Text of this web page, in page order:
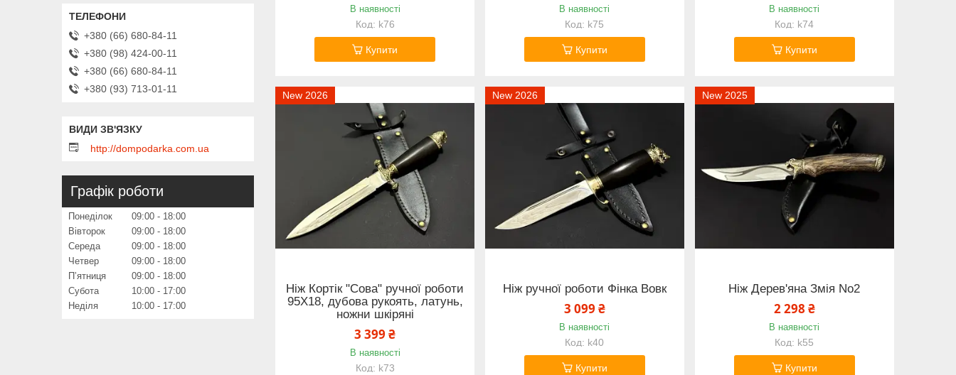
В наявності
k76
Купити
В наявності
k75
Купити
В наявності
k74
Купити
New 2026
Ніж Кортік "Сова" ручної роботи
95Х18, дубова рукоять, латунь,
ножни шкіряні
3 399 ₴
В наявності
k73
New 2026
Ніж ручної роботи Фінка Вовк
3 099 ₴
В наявності
k40
Купити
New 2025
Ніж Дерев'яна Змія No2
2 298 ₴
В наявності
k55
Купити
+380 (66) 680-84-11
+380 (98) 424-00-11
+380 (66) 680-84-11
+380 (93) 713-01-11
http://dompodarka.com.ua
Графік роботи
Понеділок 09:00
18:00
Вівторок
09:00
18:00
Середа
09:00
18:00
Четвер
09:00
18:00
Пʼятниця
09:00
18:00
Субота
10:00
17:00
Неділя
10:00 17:00